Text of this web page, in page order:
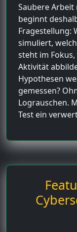
Saubere Arbeit
beginnt
Fragestellung:
simuliert,
steht im
Aktivität
Hypothesen
gemessen?
Lograuschen.
Test ein